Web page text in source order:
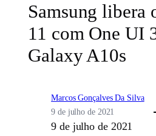
Samsung libera
11 com One UI
Galaxy A10s
Marcos Gonçalves Da Silva
9 de julho de 2021
9 de julho de 2021